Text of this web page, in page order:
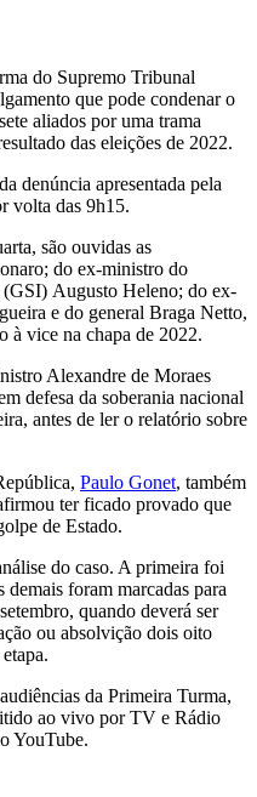
do Supremo Tribunal
que pode condenar o
aliados por uma trama
das eleições de 2022.
denúncia apresentada pela
volta das 9h15.
são ouvidas as
do ex-ministro do
Augusto Heleno; do ex-
e do general Braga Netto,
à vice na chapa de 2022.
Alexandre de Moraes
defesa da soberania nacional
antes de ler o relatório sobre
Paulo Gonet, também
ter ficado provado que
de Estado.
do caso. A primeira foi
foram marcadas para
quando deverá ser
ou absolvição dois oito
da Primeira Turma,
ao vivo por TV e Rádio
YouTube.